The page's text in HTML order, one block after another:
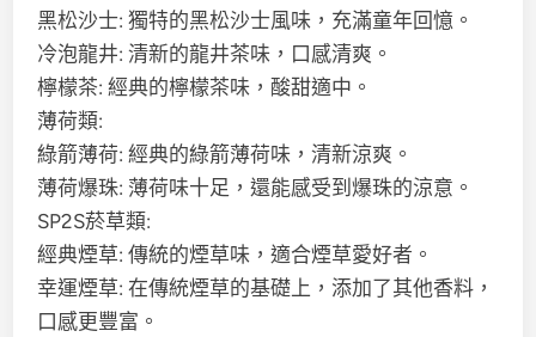
黑松沙士: 獨特的黑松沙士風味，充滿童年回憶。
冷泡龍井: 清新的龍井茶味，口感清爽。
檸檬茶: 經典的檸檬茶味，酸甜適中。
薄荷類:
綠箭薄荷: 經典的綠箭薄荷味，清新涼爽。
薄荷爆珠: 薄荷味十足，還能感受到爆珠的涼意。
SP2S菸草類:
經典煙草: 傳統的煙草味，適合煙草愛好者。
幸運煙草: 在傳統煙草的基礎上，添加了其他香料，
口感更豐富。